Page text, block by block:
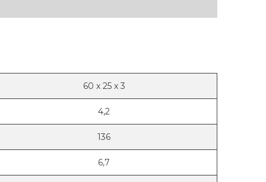
60 x 25 x 3
4,2
136
6,7